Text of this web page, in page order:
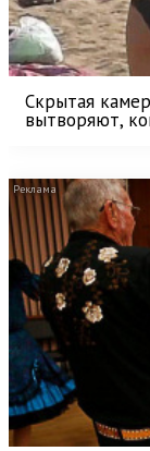
Скрытая
вытворяют,